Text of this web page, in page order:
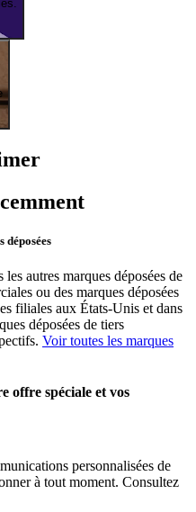
autres marques déposées de
ou des marques déposées
filiales aux États-Unis et dans
déposées de tiers
Voir toutes les marques
offre spéciale et vos
personnalisées de
à tout moment. Consultez